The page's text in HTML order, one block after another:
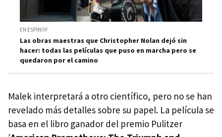
EN ESPINOF
Las obras maestras que Christopher Nolan dejó sin
hacer: todas las películas que puso en marcha pero se
quedaron por el camino
Malek interpretará a otro científico, pero no se han
revelado más detalles sobre su papel. La película se
basa en el libro ganador del premio Pulitzer